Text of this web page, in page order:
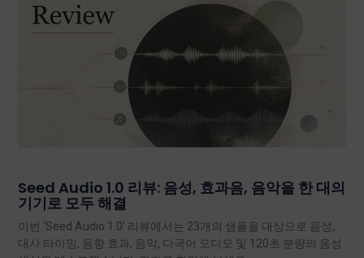
Seed Audio 1.0 리뷰: 음성, 효과음, 음악을 한 대의
기기로 모두 해결
이번 ‘Seed Audio 1.0’ 리뷰에서는 23개의 샘플을 대상으로 음성,
대사 타이밍, 음향 효과, 음악, 다국어 오디오 및 120초 분량의 음성